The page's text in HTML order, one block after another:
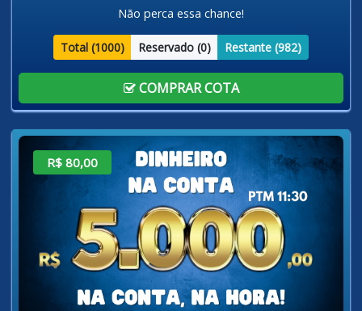
Não perca essa chance!
Total (1000) Reservado (0) Restante (982)
COMPRAR COTA
R$ 80,00